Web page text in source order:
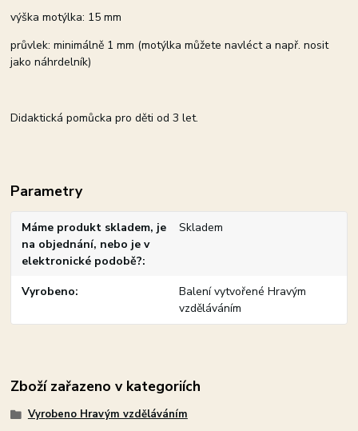
výška motýlka: 15 mm
průvlek: minimálně 1 mm (motýlka můžete navléct a např. nosit
jako náhrdelník)
Didaktická pomůcka pro děti od 3 let.
Parametry
Máme produkt skladem, je
na objednání, nebo je v
elektronické podobě?
Skladem
Vyrobeno
Balení vytvořené Hravým
vzděláváním
Zboží zařazeno v kategoriích
Vyrobeno Hravým vzděláváním